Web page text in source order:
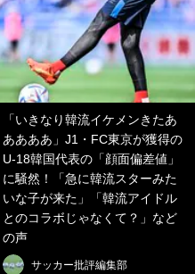
「いきなり韓流イケメンきたあ
ああああ」J1・FC東京が獲得の
U-18韓国代表の「顔面偏差値」
に騒然！「急に韓流スターみた
いな子が来た」「韓流アイドル
とのコラボじゃなくて？」など
の声
サッカー批評編集部